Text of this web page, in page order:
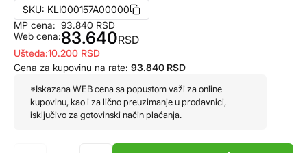
SKU: KLI000157A00000
MP cena:
Web cena:
93.840 RSD
83.640RSD
Ušteda:10.200 RSD
Cena za kupovinu na rate: 93.840 RSD
*Iskazana WEB cena sa popustom važi za online
kupovinu, kao i za lično preuzimanje u prodavnici,
isključivo za gotovinski način plaćanja.